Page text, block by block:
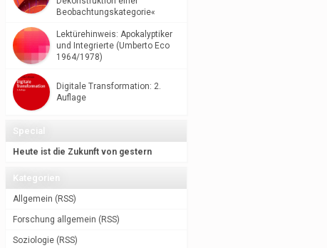
Beobachtungskategorie«
Lektürehinweis: Apokalyptiker
und Integrierte (Umberto Eco
1964/1978)
Digitale Transformation: 2.
Auflage
Special
Heute ist die Zukunft von gestern
Kategorien
Allgemein ( RSS)
Forschung allgemein ( RSS)
Soziologie( RSS)